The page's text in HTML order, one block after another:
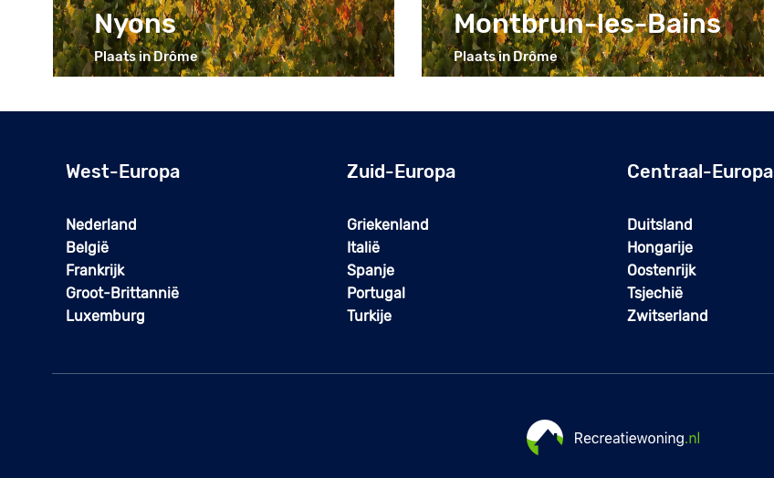
Nyons
Plaats in Drôme
Montbrun-les-Bains
Plaats in Drôme
West-Europa
Nederland
België
Frankrijk
Groot-Brittannië
Luxemburg
Zuid-Europa
Griekenland
Italië
Spanje
Portugal
Turkije
Centraal-Europa
Duitsland
Hongarije
Oostenrijk
Tsjechië
Zwitserland